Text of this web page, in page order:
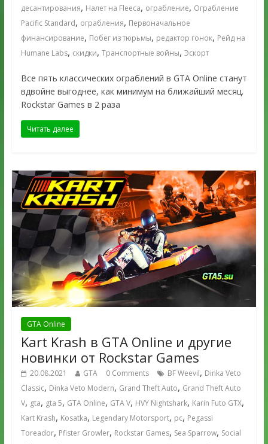
десантирования, Налет на Fleeca, ограбление, Ограбление
Pacific Standard, ограбления, Первоначальное
финансирование, Побег из тюрьмы, редактор гонок, Рейд на
Humane Labs, скидки, Транспортные войны, Эскорт
Все пять классических ограблений в GTA Online станут
вдвойне выгоднее, как минимум на ближайший месяц.
Rockstar Games в 2 раза
Читать далее
GTA Online
Kart Krash в GTA Online и другие
новинки от Rockstar Games
20.08.2021 GTA 0 Comments BF Weevil, Dinka Veto
Classic, Dinka Veto Modern, Grand Theft Auto, Grand Theft Auto
V, gta, gta 5, GTA Online, GTA V, HVY Nightshark, Karin Futo GTX,
Kart Krash, Kosatka, Legendary Motorsport, pc, Pegassi
Toreador, Pfister Growler, Rockstar Games, Sea Sparrow, Social